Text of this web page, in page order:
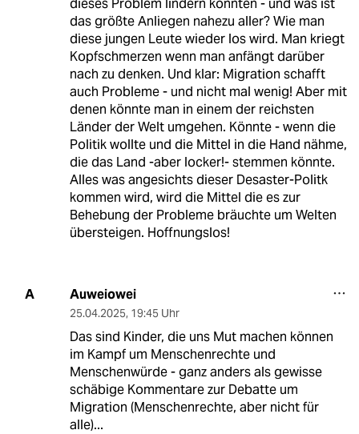
dieses Problem lindern könnten - und was ist
das größte Anliegen nahezu aller? Wie man
diese jungen Leute wieder los wird. Man kriegt
Kopfschmerzen wenn man anfängt darüber
nach zu denken. Und klar: Migration schafft
auch Probleme - und nicht mal wenig! Aber mit
denen könnte man in einem der reichsten
Länder der Welt umgehen. Könnte - wenn die
Politik wollte und die Mittel in die Hand nähme,
die das Land -aber locker!- stemmen könnte.
Alles was angesichts dieser Desaster-Politk
kommen wird, wird die Mittel die es zur
Behebung der Probleme bräuchte um Welten
übersteigen. Hoffnungslos!
A Auweiowei
25.04.2025, 19:45 Uhr
Das sind Kinder, die uns Mut machen können
im Kampf um Menschenrechte und
Menschenwürde - ganz anders als gewisse
schäbige Kommentare zur Debatte um
Migration (Menschenrechte, aber nicht für
alle)...